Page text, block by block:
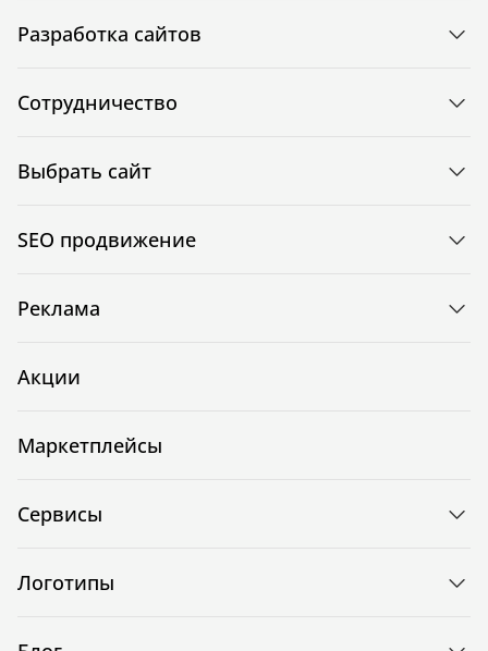
Разработка сайтов
Сотрудничество
Выбрать сайт
SEO продвижение
Реклама
Акции
Маркетплейсы
Сервисы
Логотипы